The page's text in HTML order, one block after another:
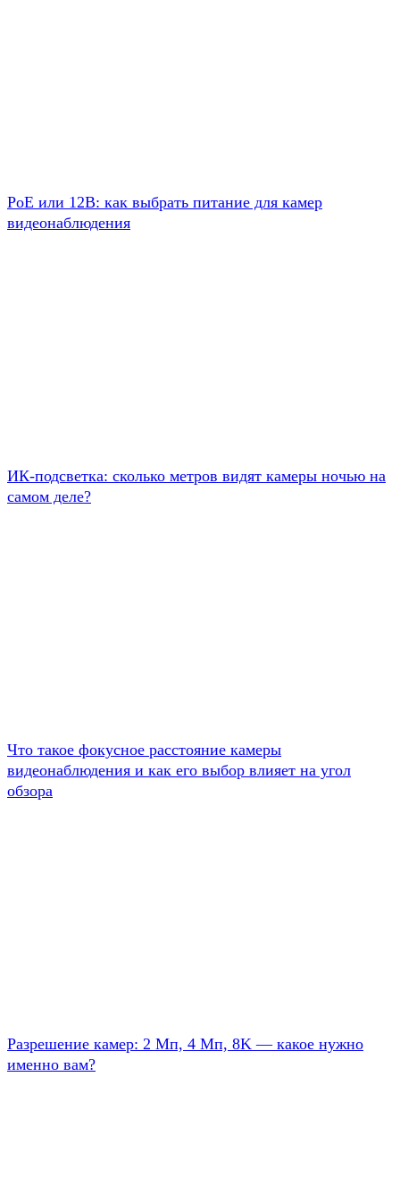
PoE или 12В: как выбрать питание для камер
видеонаблюдения
ИК-подсветка: сколько метров видят камеры ночью на
самом деле?
Что такое фокусное расстояние камеры
видеонаблюдения и как его выбор влияет на угол
обзора
Разрешение камер: 2 Мп, 4 Мп, 8K — какое нужно
именно вам?